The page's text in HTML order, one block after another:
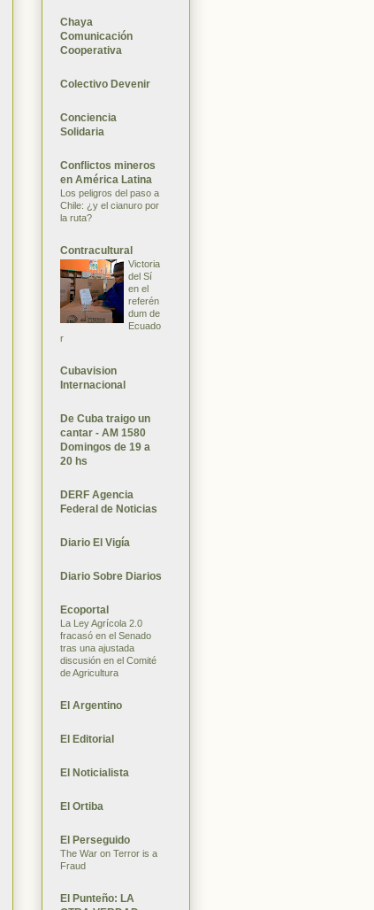
Chaya
Comunicación
Cooperativa
Colectivo Devenir
Conciencia
Solidaria
Conflictos mineros
en América Latina
Los peligros del paso a
Chile: ¿y el cianuro por
la ruta?
Contracultural
Victoria
del Sí
en el
referén
dum de
Ecuado
r
Cubavision
Internacional
De Cuba traigo un
cantar - AM 1580
Domingos de 19 a
20 hs
DERF Agencia
Federal de Noticias
Diario El Vigía
Diario Sobre Diarios
Ecoportal
La Ley Agrícola 2.0
fracasó en el Senado
tras una ajustada
discusión en el Comité
de Agricultura
El Argentino
El Editorial
El Noticialista
El Ortiba
El Perseguido
The War on Terror is a
Fraud
El Punteño: LA